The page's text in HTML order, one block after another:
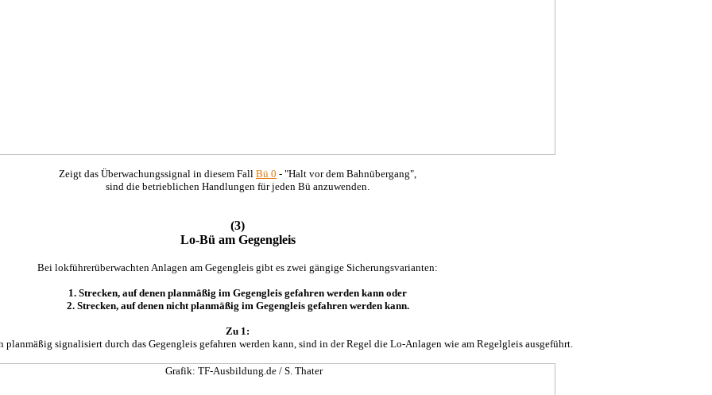
Zeigt das Überwachungssignal in diesem Fall Bü 0 - "Halt vor dem Bahnübergang",
sind die betrieblichen Handlungen für jeden Bü anzuwenden.
(3)
Lo-Bü am Gegengleis
Bei lokführerüberwachten Anlagen am Gegengleis gibt es zwei gängige Sicherungsvarianten:
1. Strecken, auf denen planmäßig im Gegengleis gefahren werden kann oder
2. Strecken, auf denen nicht planmäßig im Gegengleis gefahren werden kann.
Zu 1:
planmäßig signalisiert durch das Gegengleis gefahren werden kann, sind in der Regel die Lo-Anlagen wie am Regelgleis ausgeführt.